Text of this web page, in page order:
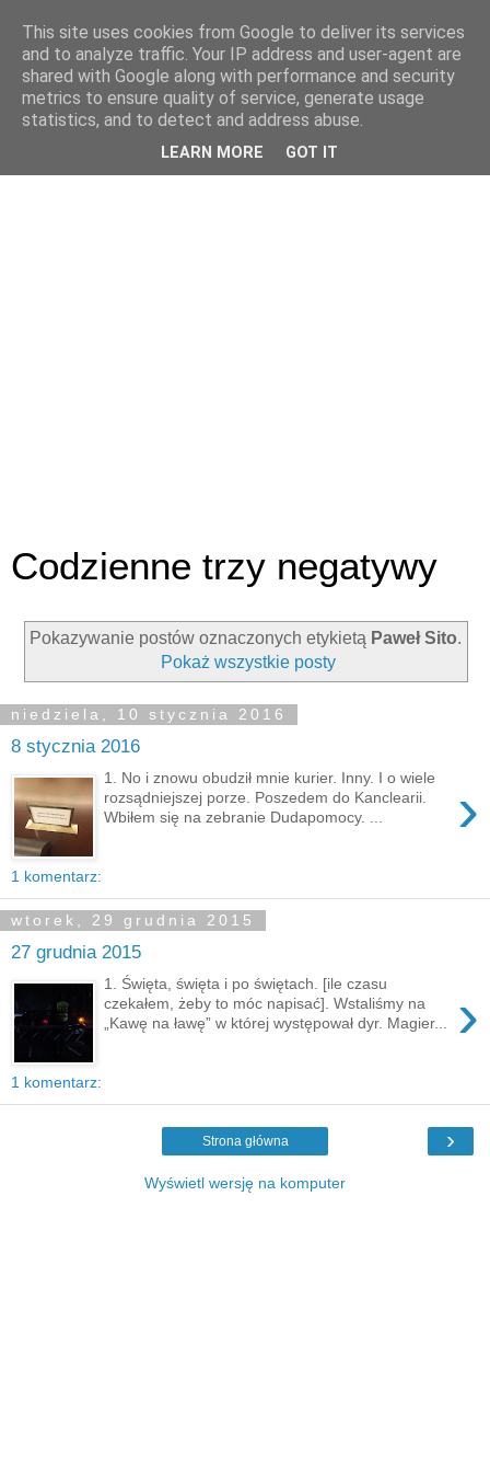
Codzienne trzy negatywy
Pokazywanie postów oznaczonych etykietą Paweł Sito.
Pokaż wszystkie posty
niedziela, 10 stycznia 2016
8 stycznia 2016
›
1. No i znowu obudził mnie kurier. Inny. I o wiele
rozsądniejszej porze. Poszedem do Kanclearii.
Wbiłem się na zebranie Dudapomocy. ...
1 komentarz:
wtorek, 29 grudnia 2015
27 grudnia 2015
›
1. Święta, święta i po świętach. [ile czasu
czekałem, żeby to móc napisać]. Wstaliśmy na
„Kawę na ławę” w której występował dyr. Magier...
1 komentarz:
›
Strona główna
Wyświetl wersję na komputer
This site uses cookies from Google to deliver its services
and to analyze traffic. Your IP address and user-agent are
shared with Google along with performance and security
metrics to ensure quality of service, generate usage
statistics, and to detect and address abuse.
LEARN MORE GOT IT